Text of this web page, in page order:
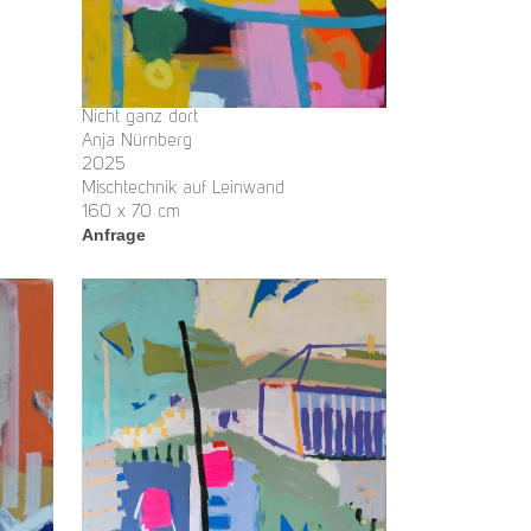
Nicht ganz dort
Anja Nürnberg
2025
Mischtechnik auf Leinwand
160 x 70 cm
Anfrage